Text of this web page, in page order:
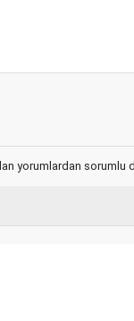
yorumlardan sorumlu